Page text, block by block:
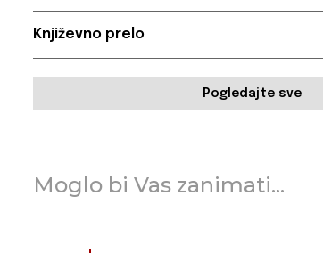
Književno prelo
Pogledajte sve
Moglo bi Vas zanimati...